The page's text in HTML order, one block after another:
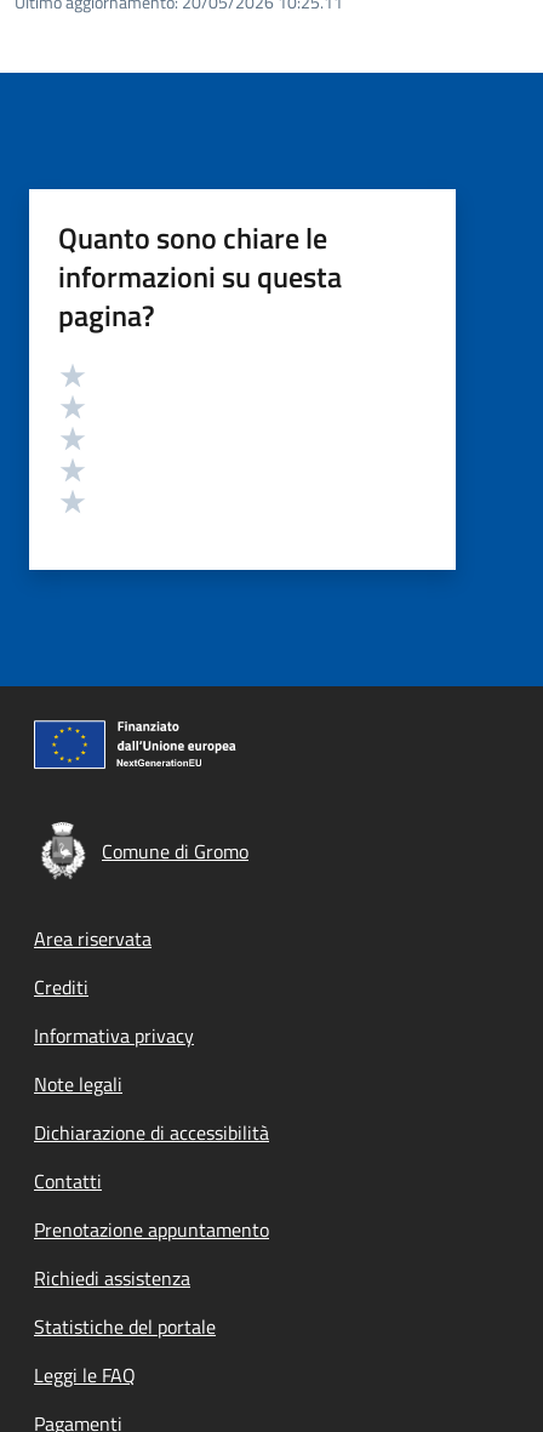
Quanto sono chiare le
informazioni su questa
pagina?
Valutazione
Comune di Gromo
Footer menu
Area riservata
Crediti
Informativa privacy
Note legali
Dichiarazione di accessibilità
Contatti
Prenotazione appuntamento
Richiedi assistenza
Statistiche del portale
Leggi le FAQ
Pagamenti